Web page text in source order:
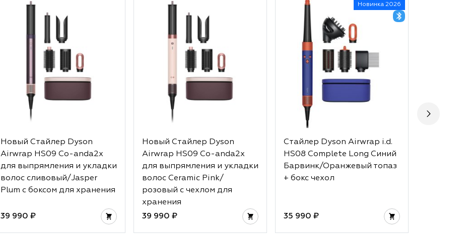
Новый Стайлер Dyson
Airwrap HS09 Co-anda2x
для выпрямления и укладки
волос сливовый/Jasper
Plum с боксом для хранения
39 990 ₽
Новый Стайлер Dyson
Airwrap HS09 Co-anda2x
для выпрямления и укладки
волос Ceramic Pink/
розовый с чехлом для
хранения
39 990 ₽
Новинка 2026
Стайлер Dyson Airwrap i.d.
HS08 Complete Long Синий
Барвинк/Оранжевый топаз
+ бокс чехол
35 990 ₽